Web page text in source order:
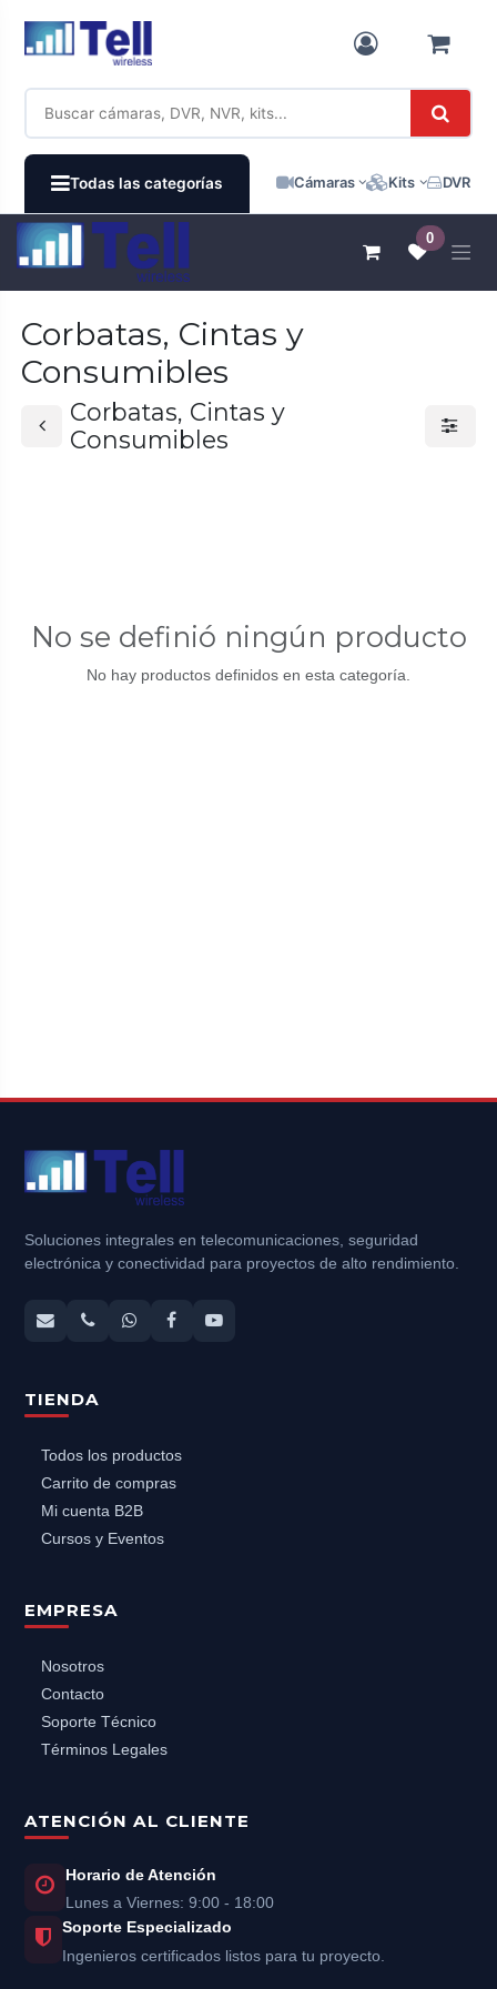
Todas las categorías Cámaras Kits DVR /
0
Corbatas, Cintas y
Consumibles
Corbatas, Cintas y
Consumibles
No se definió ningún producto
No hay productos definidos en esta categoría.
Soluciones integrales en telecomunicaciones, seguridad
electrónica y conectividad para proyectos de alto rendimiento.
TIENDA
Todos los productos
Carrito de compras
Mi cuenta B2B
Cursos y Eventos
EMPRESA
Nosotros
Contacto
Soporte Técnico
Términos Legales
ATENCIÓN AL CLIENTE
Horario de Atención
Lunes a Viernes: 9:00 - 18:00
Soporte Especializado
Ingenieros certificados listos para tu proyecto.